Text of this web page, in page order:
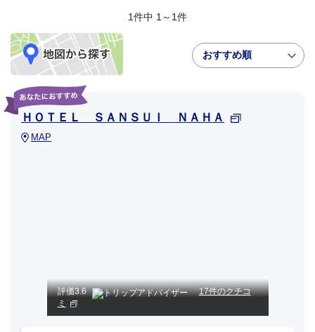
1件中 1～1件
おすすめ順
ＨＯＴＥＬ ＳＡＮＳＵＩ ＮＡＨＡ
MAP
評価3.6
17件のクチコ
ミ